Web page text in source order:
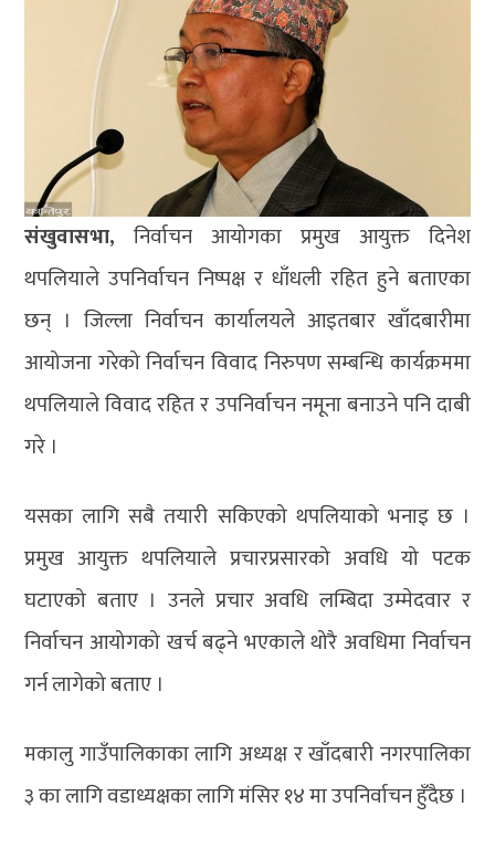
संखुवासभा, निर्वाचन आयोगका प्रमुख आयुक्त दिनेश
थपलियाले उपनिर्वाचन निष्पक्ष र धाँधली रहित हुने बताएका
छन् । जिल्ला निर्वाचन कार्यालयले आइतबार खाँदबारीमा
आयोजना गरेको निर्वाचन विवाद निरुपण सम्बन्धि कार्यक्रममा
थपलियाले विवाद रहित र उपनिर्वाचन नमूना बनाउने पनि दाबी
गरे ।
यसका लागि सबै तयारी सकिएको थपलियाको भनाइ छ ।
प्रमुख आयुक्त थपलियाले प्रचारप्रसारको अवधि यो पटक
घटाएको बताए । उनले प्रचार अवधि लम्बिदा उम्मेदवार र
निर्वाचन आयोगको खर्च बढ्ने भएकाले थोरै अवधिमा निर्वाचन
गर्न लागेको बताए ।
मकालु गाउँपालिकाका लागि अध्यक्ष र खाँदबारी नगरपालिका
३ का लागि वडाध्यक्षका लागि मंसिर १४ मा उपनिर्वाचन हुँदैछ ।